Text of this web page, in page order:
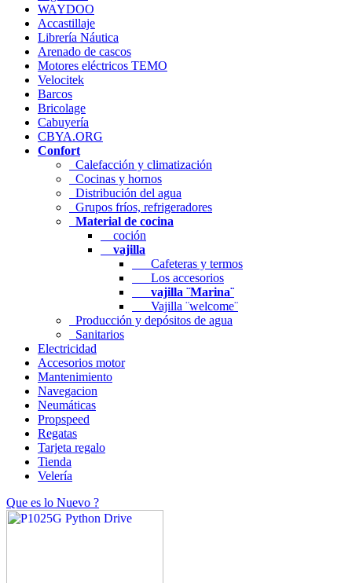
WAYDOO
Accastillaje
Librería Náutica
Arenado de cascos
Motores eléctricos TEMO
Velocitek
Barcos
Bricolage
Cabuyería
CBYA.ORG
Confort
Calefacción y climatización
Cocinas y hornos
Distribución del agua
Grupos fríos, refrigeradores
Material de cocina
coción
vajilla
Cafeteras y termos
Los accesorios
vajilla ¨Marina¨
Vajilla ¨welcome¨
Producción y depósitos de agua
Sanitarios
Electricidad
Accesorios motor
Mantenimiento
Navegacion
Neumáticas
Propspeed
Regatas
Tarjeta regalo
Tienda
Velería
Que es lo Nuevo ?